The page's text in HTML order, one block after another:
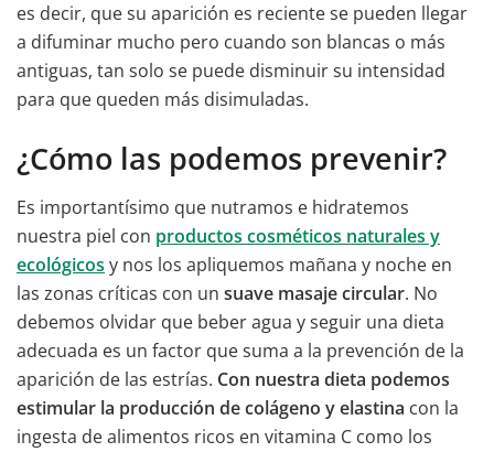
es decir, que su aparición es reciente se pueden llegar
a difuminar mucho pero cuando son blancas o más
antiguas, tan solo se puede disminuir su intensidad
para que queden más disimuladas.
¿Cómo las podemos prevenir?
Es importantísimo que nutramos e hidratemos
nuestra piel con productos cosméticos naturales y
ecológicos y nos los apliquemos mañana y noche en
las zonas críticas con un suave masaje circular. No
debemos olvidar que beber agua y seguir una dieta
adecuada es un factor que suma a la prevención de la
aparición de las estrías. Con nuestra dieta podemos
estimular la producción de colágeno y elastina con la
ingesta de alimentos ricos en vitamina C como los